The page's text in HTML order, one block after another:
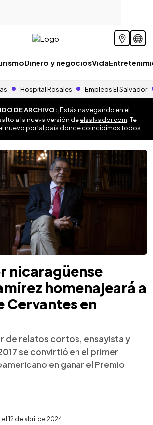
Dinero y negociosVida
Hospital Rosales Empleos El Salvador
DE ARCHIVO:¡Estás navegando en el
a la nueva versión deelsalvador.com . Te
nuevo portal país donde coincidimos todos.
nicaragüense
homenajeará a
Cervantes en
de relatos cortos, ensayista y
se convirtió en el primer
en ganar el Premio
12 de abril de 2024